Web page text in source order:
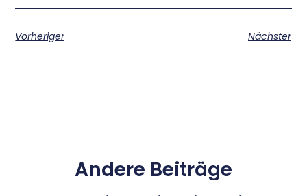
Vorheriger Nächster
Andere Beiträge